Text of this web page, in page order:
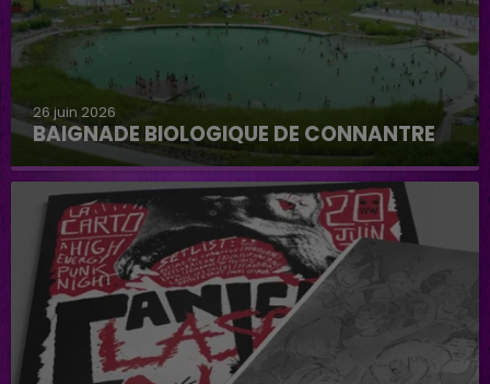
26 juin 2026
BAIGNADE BIOLOGIQUE DE CONNANTRE
Baignade biologique de Connantre